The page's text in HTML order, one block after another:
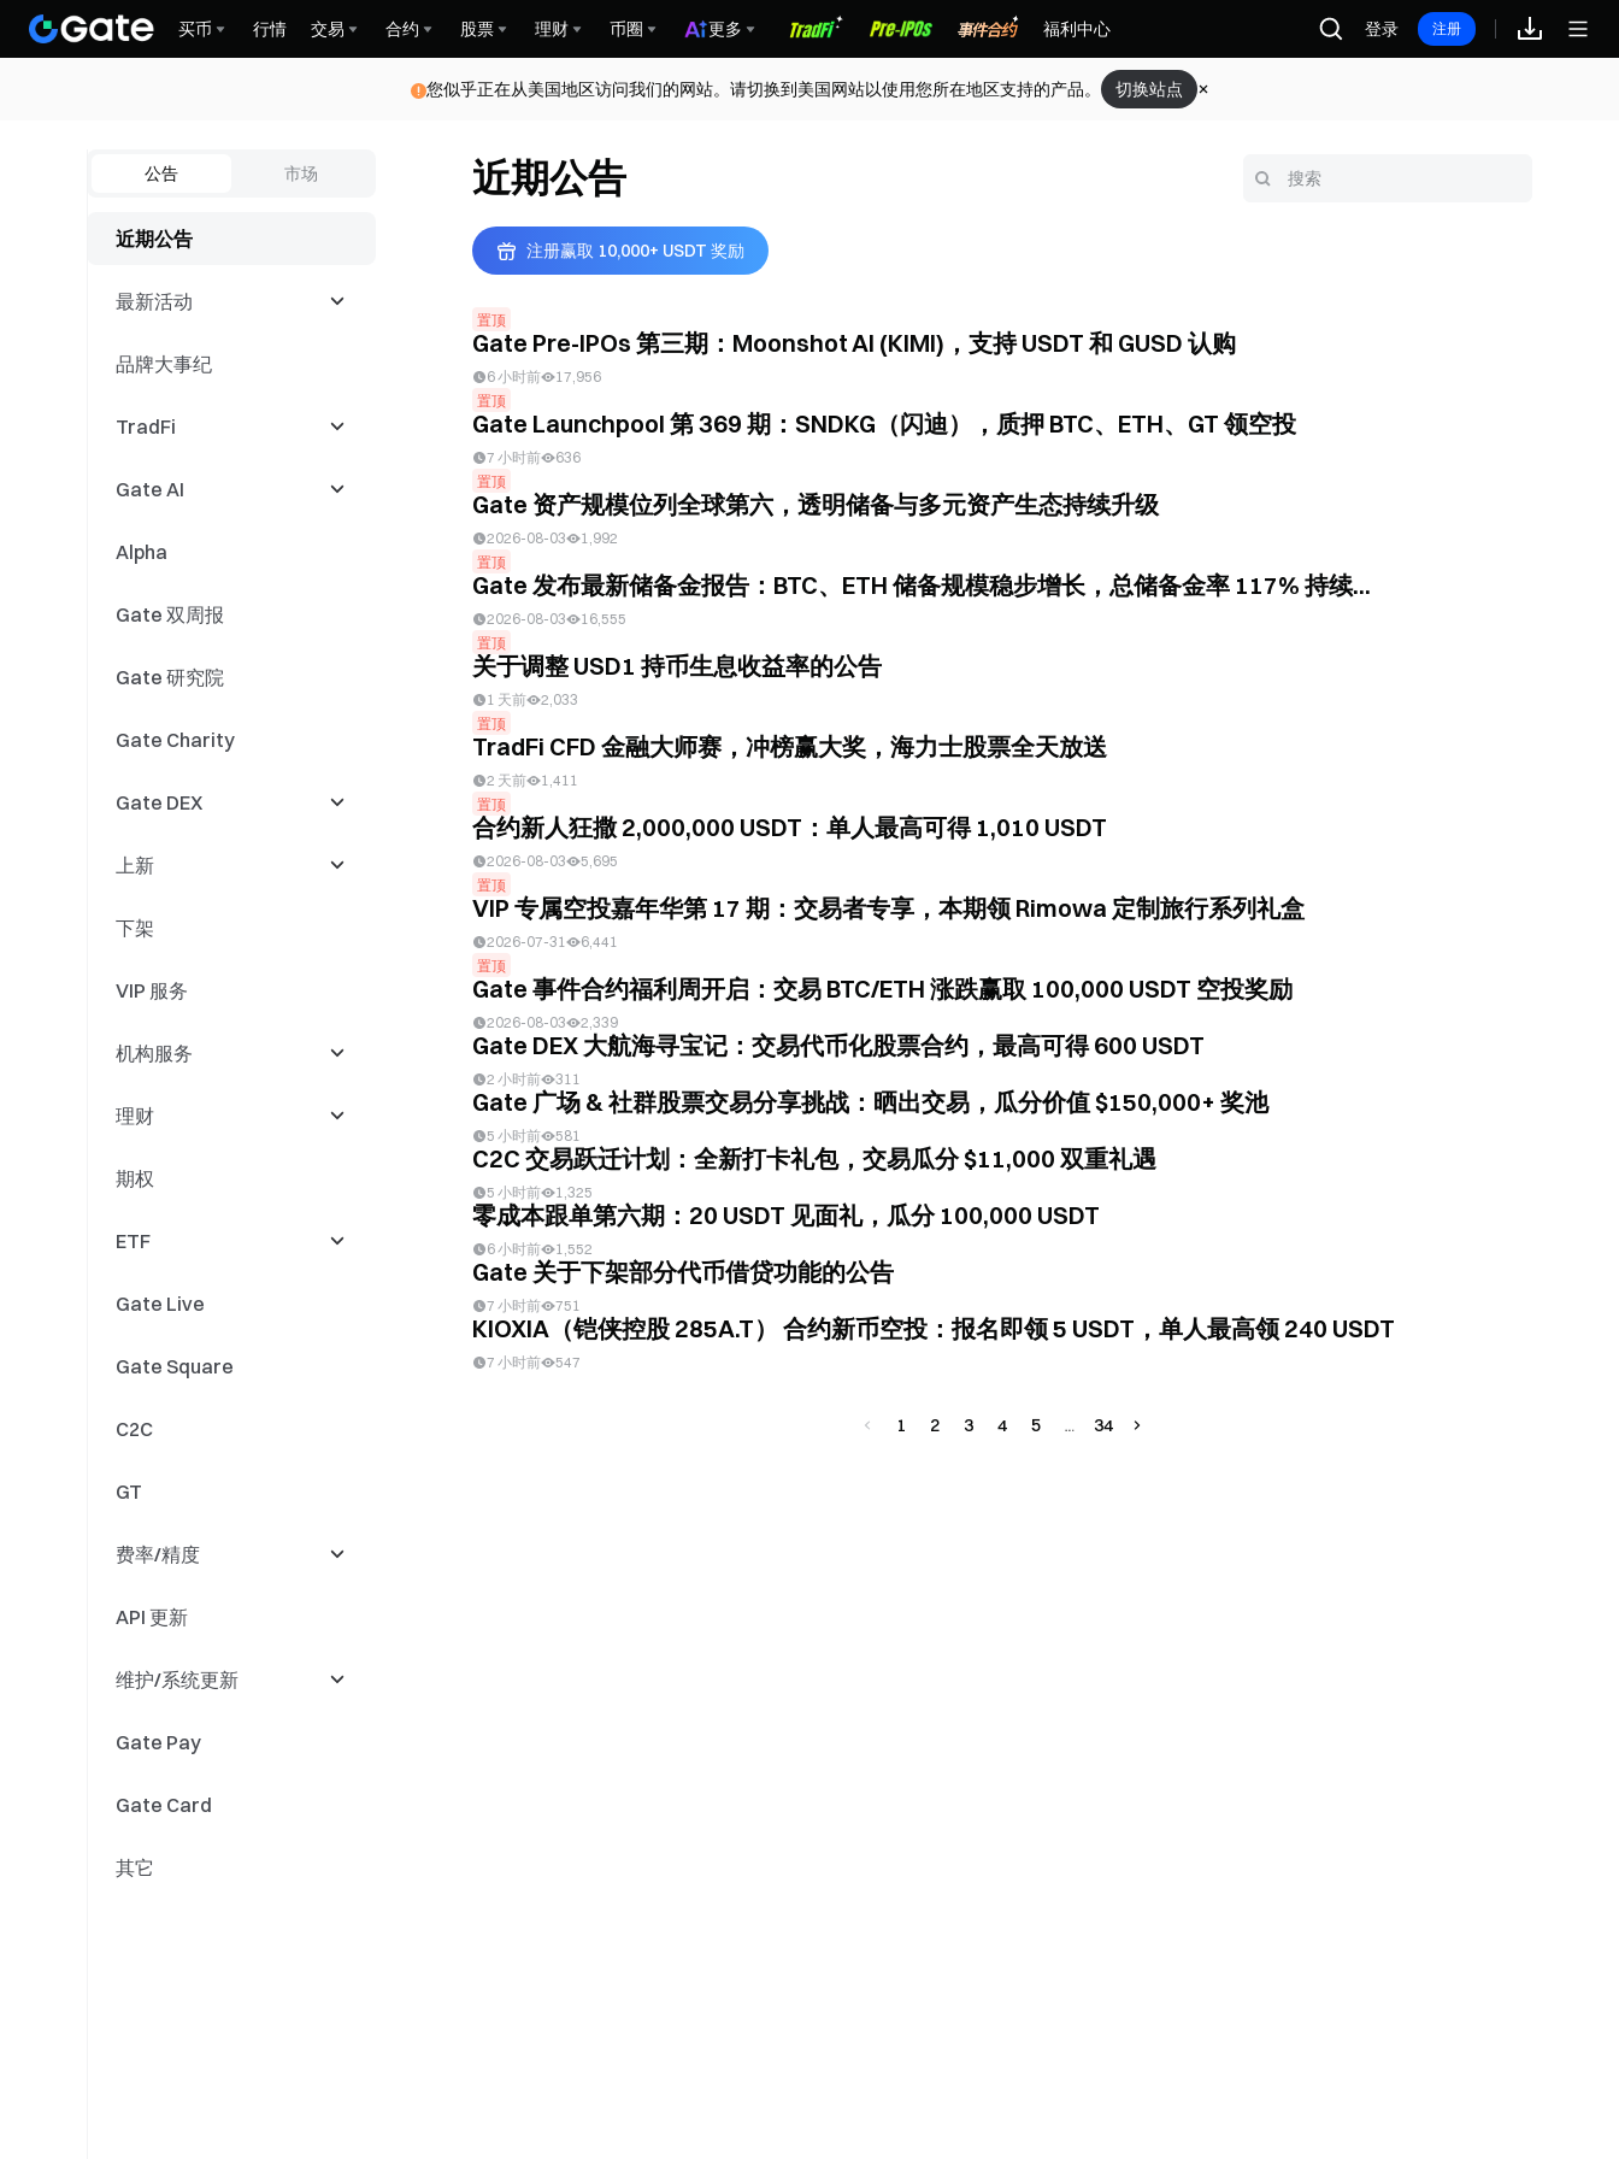
买币 行情 交易 合约 股票 理财 币圈 更多 福利中心 登录 注册
您似乎正在从美国地区访问我们的网站。请切换到美国网站以使用您所在地区支持的产品。 切换站点
公告 市场
近期公告
最新活动
最新活动
交易大赛
跟单活动
GT 活动
现货/合约
事件合约
品牌大事纪
TradFi
CFD
股票
股票拆 / 合股
股票股息派发
股票产品更新
股票活动
Gate AI
Gate AI
Gate AI Bot
GateClaw（蓝龙虾）
Gate for AI Agent
GateRouter
Alpha
Gate 双周报
Gate 研究院
Gate Charity
Gate DEX
DEX 活动
Swap
现货上新
现货活动
Perps 上新
Perps 活动
Gate Fun
Meme Go
Gate Layer
上新
上新
现货上新
合约上新
闪兑
下架
VIP 服务
机构服务
交易/做市
借贷中心
理财
理财
余币宝
链上赚币
抵押借币
持币生息
杠杆无忧
双币投资
定投理财
量化基金
法币理财
期权
ETF
上新
下架
资产合并
活动
其他
Gate Live
Gate Square
C2C
GT
费率/精度
费率
精度
API 更新
维护/系统更新
充值提现
代币更名
引擎升级
Gate Pay
Gate Card
其它
近期公告
注册赢取 10,000+ USDT 奖励
置顶
Gate Pre-IPOs 第三期：Moonshot AI (KIMI)，支持 USDT 和 GUSD 认购
6 小时前
17,956
置顶
Gate Launchpool 第 369 期：SNDKG（闪迪），质押 BTC、ETH、GT 领空投
7 小时前
636
置顶
Gate 资产规模位列全球第六，透明储备与多元资产生态持续升级
2026-08-03
1,992
置顶
Gate 发布最新储备金报告：BTC、ETH 储备规模稳步增长，总储备金率 117% 持续...
2026-08-03
16,555
置顶
关于调整 USD1 持币生息收益率的公告
1 天前
2,033
置顶
TradFi CFD 金融大师赛，冲榜赢大奖，海力士股票全天放送
2 天前
1,411
置顶
合约新人狂撒 2,000,000 USDT：单人最高可得 1,010 USDT
2026-08-03
5,695
置顶
VIP 专属空投嘉年华第 17 期：交易者专享，本期领 Rimowa 定制旅行系列礼盒
2026-07-31
6,441
置顶
Gate 事件合约福利周开启：交易 BTC/ETH 涨跌赢取 100,000 USDT 空投奖励
2026-08-03 2,339
Gate DEX 大航海寻宝记：交易代币化股票合约，最高可得 600 USDT
2 小时前 311
Gate 广场 & 社群股票交易分享挑战：晒出交易，瓜分价值 $150,000+ 奖池
5 小时前 581
C2C 交易跃迁计划：全新打卡礼包，交易瓜分 $11,000 双重礼遇
5 小时前 1,325
零成本跟单第六期：20 USDT 见面礼，瓜分 100,000 USDT
6 小时前 1,552
Gate 关于下架部分代币借贷功能的公告
7 小时前 751
KIOXIA（铠侠控股 285A.T） 合约新币空投：报名即领 5 USDT，单人最高领 240 USDT
7 小时前 547
1 2 3 4 5 34